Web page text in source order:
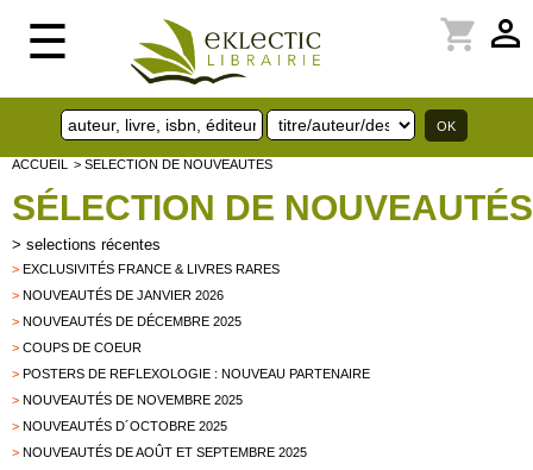
☰ perm_identity
shopping_cart
ACCUEIL > SELECTION DE NOUVEAUTES
SÉLECTION DE NOUVEAUTÉS
> selections récentes
> EXCLUSIVITÉS FRANCE & LIVRES RARES
> NOUVEAUTÉS DE JANVIER 2026
> NOUVEAUTÉS DE DÉCEMBRE 2025
> COUPS DE COEUR
> POSTERS DE REFLEXOLOGIE : NOUVEAU PARTENAIRE
> NOUVEAUTÉS DE NOVEMBRE 2025
> NOUVEAUTÉS D´OCTOBRE 2025
> NOUVEAUTÉS DE AOÛT ET SEPTEMBRE 2025